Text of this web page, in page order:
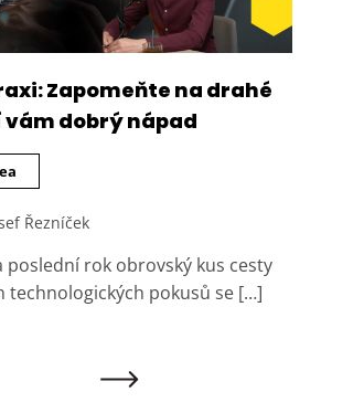
Zapomeňte na drahé
dobrý nápad
Řezníček
poslední rok obrovský kus cesty
technologických pokusů se […]